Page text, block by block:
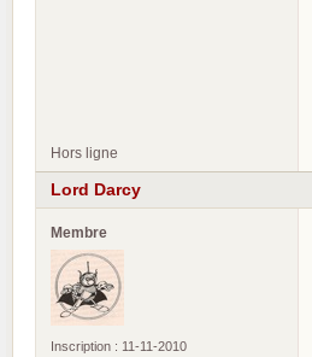
Hors ligne
Lord Darcy
Membre
Inscription : 11-11-2010